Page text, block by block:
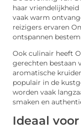
haar
vaak warm
reizigers ervaren
ontspannen
Ook culinair heeft
gerechten bestaan
aromatische
populair in de
worden vaak
smaken en
Ideaal